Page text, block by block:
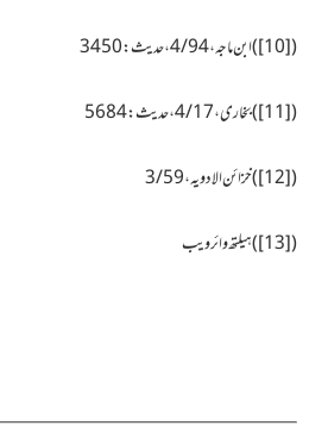
(
[10]
)ابن ماجہ، 4/94،حدیث: 3450
(
[11]
)بخاری ،4/17،حدیث: 5684
(
[12]
)خزائن الادویہ، 3/59
(
[13]
)ہیلتھ وائر ویب